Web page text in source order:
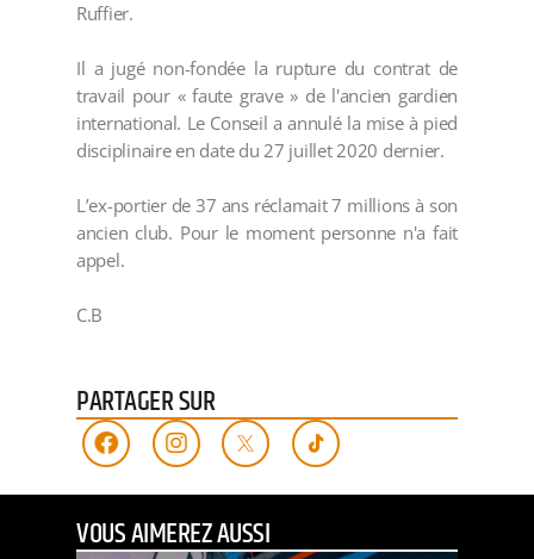
Ruffier.
Il a jugé non-fondée la rupture du contrat de
travail pour « faute grave » de l'ancien gardien
international. Le Conseil a annulé la mise à pied
disciplinaire en date du 27 juillet 2020 dernier.
L’ex-portier de 37 ans réclamait 7 millions à son
ancien club. Pour le moment personne n'a fait
appel.
C.B
PARTAGER SUR
VOUS AIMEREZ AUSSI